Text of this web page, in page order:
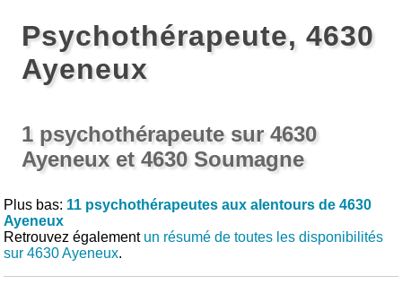
Psychothérapeute, 4630
Ayeneux
1 psychothérapeute sur 4630
Ayeneux et 4630 Soumagne
Plus bas: 11 psychothérapeutes aux alentours de 4630
Ayeneux
Retrouvez également un résumé de toutes les disponibilités
sur 4630 Ayeneux.